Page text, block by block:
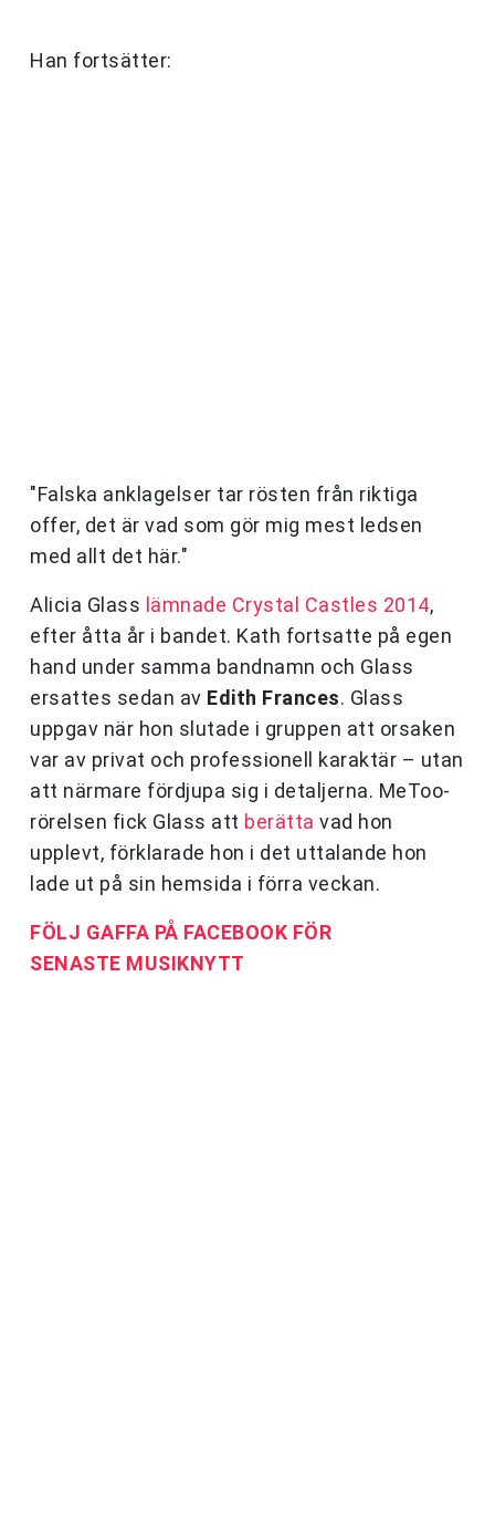
Han fortsätter:
"Falska anklagelser tar rösten från riktiga
offer, det är vad som gör mig mest ledsen
med allt det här."
Alicia Glass lämnade Crystal Castles 2014,
efter åtta år i bandet. Kath fortsatte på egen
hand under samma bandnamn och Glass
ersattes sedan av Edith Frances. Glass
uppgav när hon slutade i gruppen att orsaken
var av privat och professionell karaktär – utan
att närmare fördjupa sig i detaljerna. MeToo-
rörelsen fick Glass att berätta vad hon
upplevt, förklarade hon i det uttalande hon
lade ut på sin hemsida i förra veckan.
FÖLJ GAFFA PÅ FACEBOOK FÖR
SENASTE MUSIKNYTT